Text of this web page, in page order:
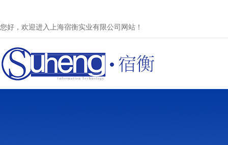
您好，欢迎进入上海宿衡实业有限公司网站！